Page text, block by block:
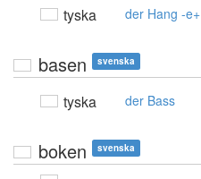
tyska der Hang -e+
basen svenska
tyska der Bass
boken svenska